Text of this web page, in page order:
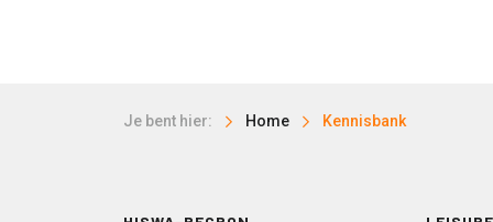
Je bent hier: Home Kennisbank